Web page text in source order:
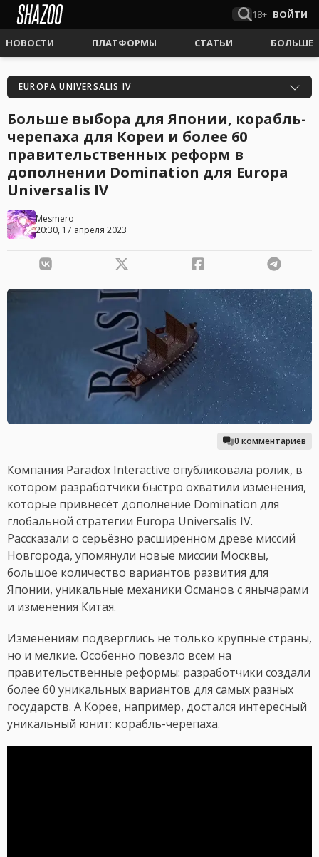
18+ ВОЙТИ
НОВОСТИ ПЛАТФОРМЫ СТАТЬИ БОЛЬШЕ
EUROPA UNIVERSALIS IV
Больше выбора для Японии, корабль-
черепаха для Кореи и более 60
правительственных реформ в
дополнении Domination для Europa
Universalis IV
Mesmero
20:30, 17 апреля 2023
0 комментариев
Компания Paradox Interactive опубликовала ролик, в
котором разработчики быстро охватили изменения,
которые привнесёт дополнение Domination для
глобальной стратегии Europa Universalis IV.
Рассказали о серьёзно расширенном древе миссий
Новгорода, упомянули новые миссии Москвы,
большое количество вариантов развития для
Японии, уникальные механики Османов с янычарами
и изменения Китая.
Изменениям подверглись не только крупные страны,
но и мелкие. Особенно повезло всем на
правительственные реформы: разработчики создали
более 60 уникальных вариантов для самых разных
государств. А Корее, например, достался интересный
уникальный юнит: корабль-черепаха.